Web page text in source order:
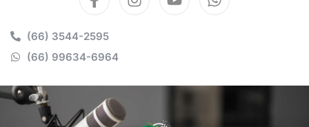
(66) 3544-2595
(66) 99634-6964